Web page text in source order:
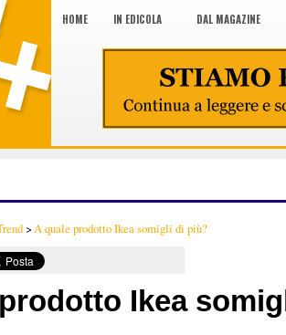
HOME IN EDICOLA DAL MAGAZINE
>A quale prodotto Ikea somigli di più?
Ikea